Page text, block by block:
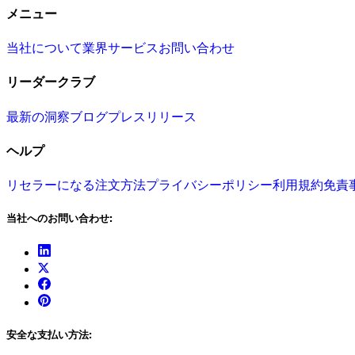
メニュー
当社について業界サービスお問い合わせ
リーダークラブ
最新の洞察ブログプレスリリース
ヘルプ
リセラーになる注文方法プライバシーポリシー利用規約免責
当社へのお問い合わせ:
安全な支払い方法: